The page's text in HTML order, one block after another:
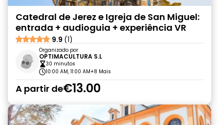
Catedral de Jerez e Igreja de San Miguel:
entrada + audioguia + experiência VR
9.9 (1)
Organizado por
OPTIMACULTURA S.L
30 minutos
10:00 AM, 11:00 AM+8 Mais
A partir de€13.00